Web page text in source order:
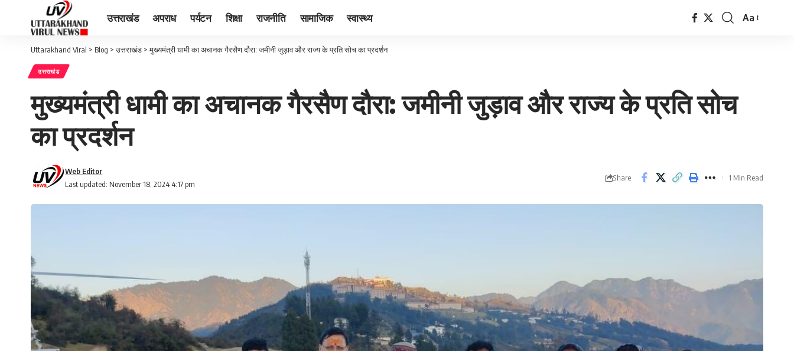
उत्तराखंड अपराध पर्यटन शिक्षा राजनीति सामाजिक स्वास्थ्य
Font
Aa
Uttarakhand Viral > Blog >उत्तराखंड >मुख्यमंत्री धामी का अचानक गैरसैण दौरा: जमीनी जुड़ाव और राज्य के प्रति सोच का प्रदर्शन
उत्तराखंड
मुख्यमंत्री धामी का अचानक गैरसैण दौरा: जमीनी जुड़ाव और राज्य के प्रति सोच
का प्रदर्शन
Last updated: November 18, 2024 4:17 pm
Web Editor
Share 1 Min Read